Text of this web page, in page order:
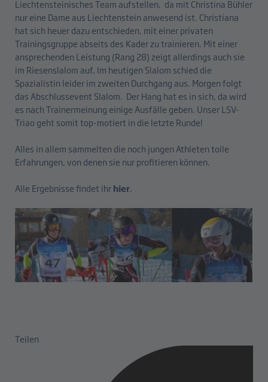
Liechtensteinisches Team aufstellen, da mit Christina Bühler
nur eine Dame aus Liechtenstein anwesend ist. Christiana
hat sich heuer dazu entschieden, mit einer privaten
Trainingsgruppe abseits des Kader zu trainieren. Mit einer
ansprechenden Leistung (Rang 28) zeigt allerdings auch sie
im Riesenslalom auf. Im heutigen Slalom schied die
Spazialistin leider im zweiten Durchgang aus. Morgen folgt
das Abschlussevent Slalom. Der Hang hat es in sich, da wird
es nach Trainermeinung einige Ausfälle geben. Unser LSV-
Triao geht somit top-motiert in die letzte Runde!
Alles in allem sammelten die noch jungen Athleten tolle
Erfahrungen, von denen sie nur profitieren können.
Alle Ergebnisse findet ihrhier.
Teilen